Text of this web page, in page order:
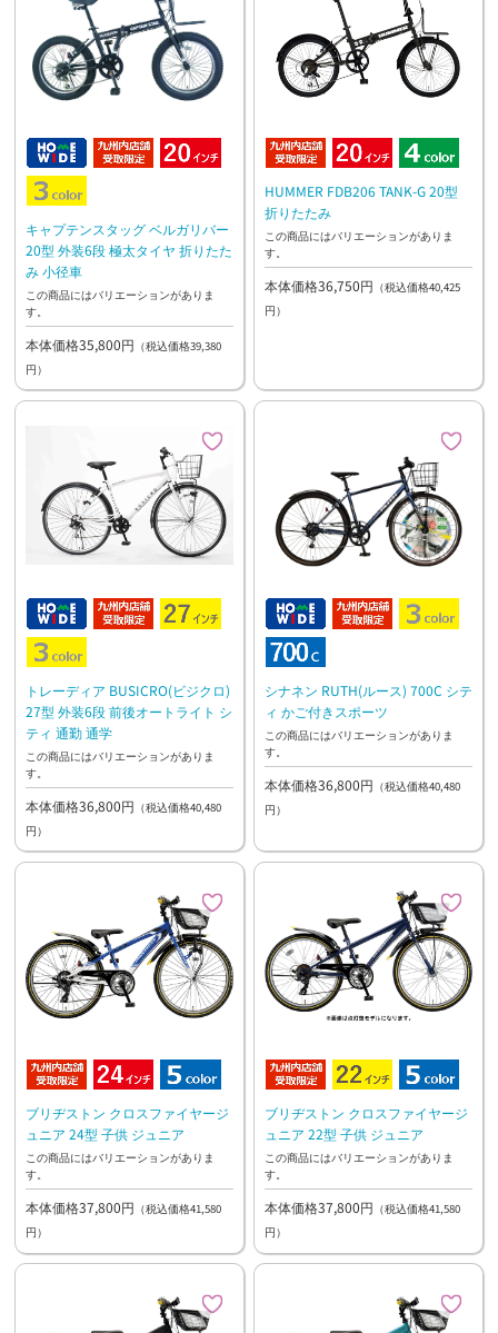
キャプテンスタッグ ベルガリバー
20型 外装6段 極太タイヤ 折りたた
み 小径車
この商品にはバリエーションがありま
す。
本体価格35,800円 （税込価格39,380
円）
HUMMER FDB206 TANK-G 20型
折りたたみ
この商品にはバリエーションがありま
す。
本体価格36,750円 （税込価格40,425
円）
トレーディア BUSICRO(ビジクロ)
27型 外装6段 前後オートライト シ
ティ 通勤 通学
この商品にはバリエーションがありま
す。
本体価格36,800円 （税込価格40,480
円）
シナネン RUTH(ルース) 700C シテ
ィ かご付きスポーツ
この商品にはバリエーションがありま
す。
本体価格36,800円 （税込価格40,480
円）
ブリヂストン クロスファイヤージ
ュニア 24型 子供 ジュニア
この商品にはバリエーションがありま
す。
本体価格37,800円 （税込価格41,580
円）
ブリヂストン クロスファイヤージ
ュニア 22型 子供 ジュニア
この商品にはバリエーションがありま
す。
本体価格37,800円 （税込価格41,580
円）